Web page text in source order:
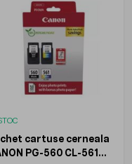
cartuse cerneala
PG-560 CL-561